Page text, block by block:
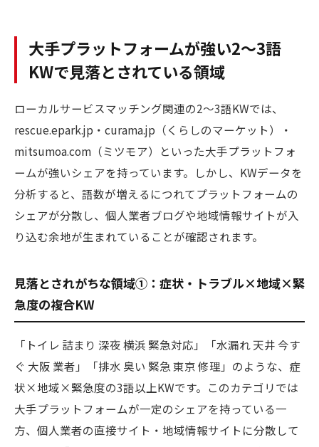
大手プラットフォームが強い2〜3語
KWで見落とされている領域
ローカルサービスマッチング関連の2〜3語KWでは、
rescue.epark.jp・curama.jp（くらしのマーケット）・
mitsumoa.com（ミツモア）といった大手プラットフォ
ームが強いシェアを持っています。しかし、KWデータを
分析すると、語数が増えるにつれてプラットフォームの
シェアが分散し、個人業者ブログや地域情報サイトが入
り込む余地が生まれていることが確認されます。
見落とされがちな領域①：症状・トラブル×地域×緊
急度の複合KW
「トイレ 詰まり 深夜 横浜 緊急対応」「水漏れ 天井 今す
ぐ 大阪 業者」「排水 臭い 緊急 東京 修理」のような、症
状×地域×緊急度の3語以上KWです。このカテゴリでは
大手プラットフォームが一定のシェアを持っている一
方、個人業者の直接サイト・地域情報サイトに分散して